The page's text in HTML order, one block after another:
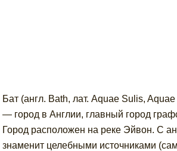
Бат (англ. Bath, лат. Aquae Sulis,
— город в Англии, главный город
Город расположен на реке Эйвон. С
знаменит целебными источниками